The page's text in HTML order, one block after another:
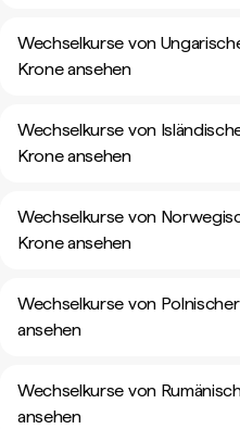
Wechselkurse von
Krone ansehen
Wechselkurse von
Krone ansehen
Wechselkurse von
Krone ansehen
Wechselkurse von
ansehen
Wechselkurse von
ansehen